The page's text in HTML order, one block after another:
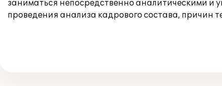
заниматься непосредственно аналитическими и
проведения анализа кадрового состава, причин